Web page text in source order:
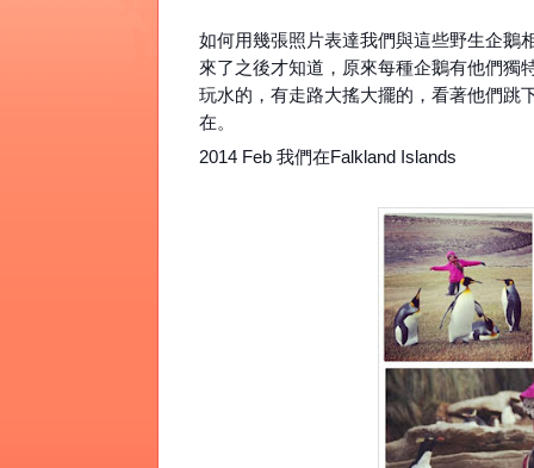
如何用幾張照片表達我們與這些野生企鵝
來了之後才知道，原來每種企鵝有他們獨
玩水的，有走路大搖大擺的，看著他們跳
在。
2014 Feb 我們在Falkland Islands